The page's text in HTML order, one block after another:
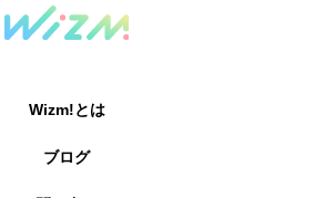
Wizm!とは
ブログ